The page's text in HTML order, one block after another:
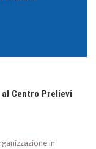
Centro Prelievi
in